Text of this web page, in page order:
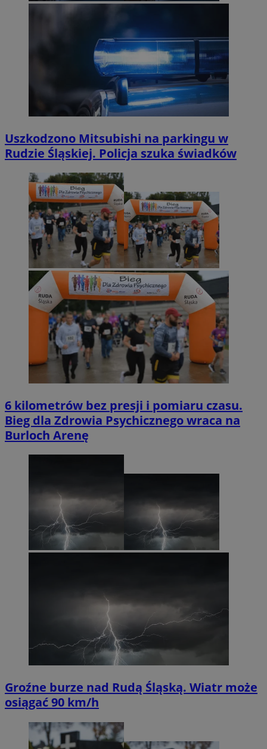
Uszkodzono Mitsubishi na parkingu w
Rudzie Śląskiej. Policja szuka świadków
6 kilometrów bez presji i pomiaru czasu.
Bieg dla Zdrowia Psychicznego wraca na
Burloch Arenę
Groźne burze nad Rudą Śląską. Wiatr może
osiągać 90 km/h